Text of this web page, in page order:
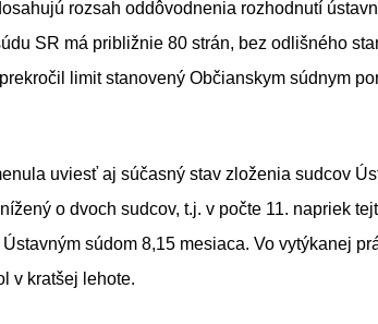
rozsah oddôvodnenia rozhodnutí
SR má približnie 80 strán, bez odlišného
limit stanovený Občianskym súdnym
uviesť aj súčasný stav zloženia sudcov
o dvoch sudcov, t.j. v počte 11. napriek
súdom 8,15 mesiaca. Vo vytýkanej
v kratšej lehote.